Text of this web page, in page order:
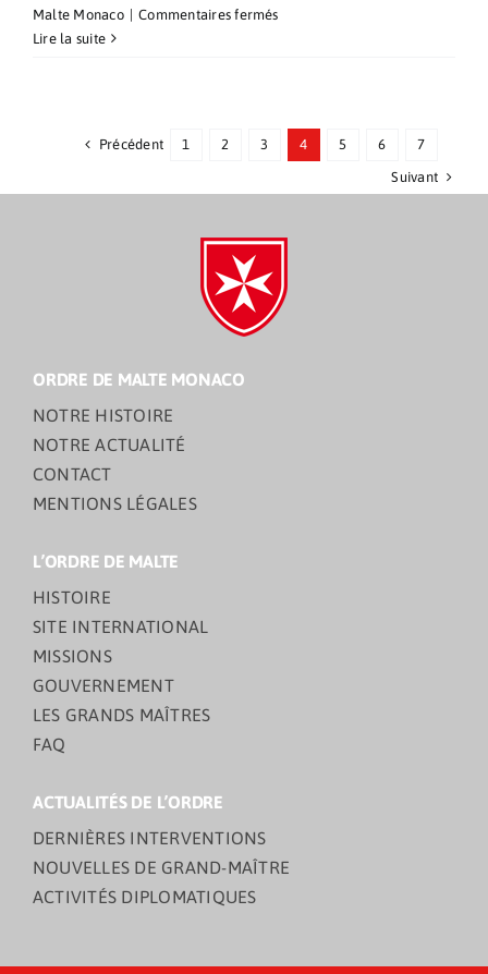
Malte Monaco
Commentaires ferméssur
Lire la suite
Précédent 1 2 3 4 5 6
7
Suivant
ORDRE DE MALTE MONACO
NOTRE HISTOIRE
NOTRE ACTUALITÉ
CONTACT
MENTIONS LÉGALES
L’ORDRE DE MALTE
HISTOIRE
SITE INTERNATIONAL
MISSIONS
GOUVERNEMENT
LES GRANDS MAÎTRES
FAQ
ACTUALITÉS DE L’ORDRE
DERNIÈRES INTERVENTIONS
NOUVELLES DE GRAND-MAÎTRE
ACTIVITÉS DIPLOMATIQUES